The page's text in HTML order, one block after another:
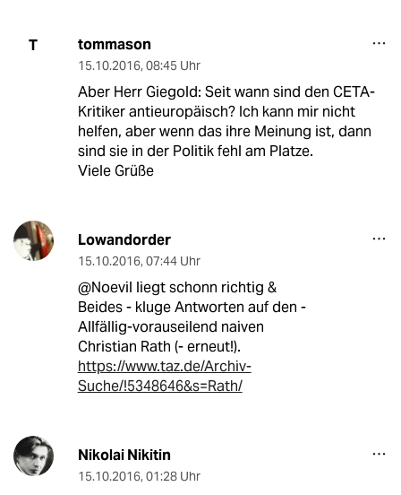
T tommason
15.10.2016, 08:45 Uhr
Aber Herr Giegold: Seit wann sind den CETA-
Kritiker antieuropäisch? Ich kann mir nicht
helfen, aber wenn das ihre Meinung ist, dann
sind sie in der Politik fehl am Platze.
Viele Grüße
Lowandorder
15.10.2016, 07:44 Uhr
@Noevil liegt schonn richtig &
Beides - kluge Antworten auf den -
Allfällig-vorauseilend naiven
Christian Rath (- erneut!).
https://www.taz.de/Archiv-
Suche/!5348646&s=Rath/
Nikolai Nikitin
15.10.2016, 01:28 Uhr